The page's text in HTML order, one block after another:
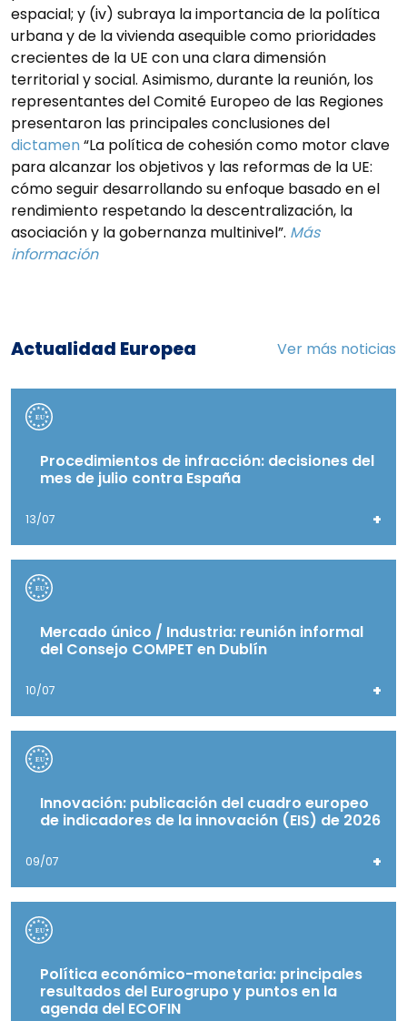
espacial; y (iv) subraya la importancia de la política
urbana y de la vivienda asequible como prioridades
crecientes de la UE con una clara dimensión
territorial y social. Asimismo, durante la reunión, los
representantes del Comité Europeo de las Regiones
presentaron las principales conclusiones del
dictamen“La política de cohesión como motor clave
para alcanzar los objetivos y las reformas de la UE:
cómo seguir desarrollando su enfoque basado en el
rendimiento respetando la descentralización, la
asociación y la gobernanza multinivel”. Más
información
Actualidad Europea Ver más noticias
Procedimientos de infracción: decisiones del
mes de julio contra España
13/07 +
Mercado único / Industria: reunión informal
del Consejo COMPET en Dublín
10/07 +
Innovación: publicación del cuadro europeo
de indicadores de la innovación (EIS) de 2026
09/07 +
Política económico-monetaria: principales
resultados del Eurogrupo y puntos en la
agenda del ECOFIN